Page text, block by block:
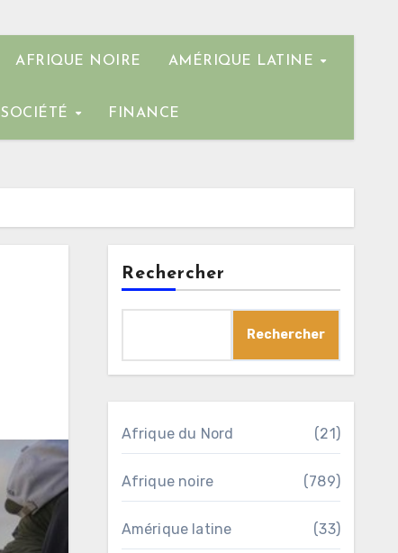
AFRIQUE NOIRE AMÉRIQUE LATINE
SOCIÉTÉ FINANCE
Rechercher
Rechercher
Afrique du Nord (21)
Afrique noire (789)
Amérique latine (33)